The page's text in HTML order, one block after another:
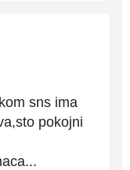
sns ima
pokojni